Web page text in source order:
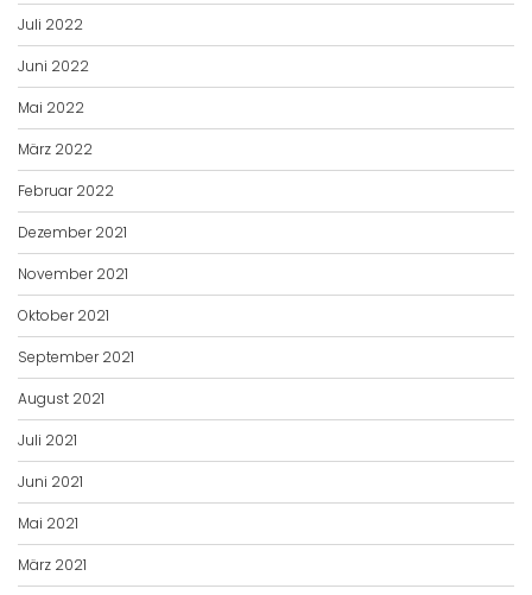
Juli 2022
Juni 2022
Mai 2022
März 2022
Februar 2022
Dezember 2021
November 2021
Oktober 2021
September 2021
August 2021
Juli 2021
Juni 2021
Mai 2021
März 2021